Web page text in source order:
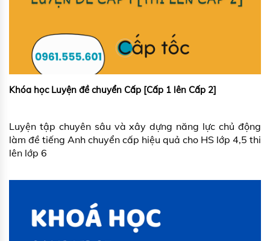
Khóa học Luyện đề chuyển Cấp [Cấp 1 lên Cấp 2]
Luyện tập chuyên sâu và xây dựng năng lực chủ động
làm đề tiếng Anh chuyển cấp hiệu quả cho HS lớp 4,5 thi
lên lớp 6